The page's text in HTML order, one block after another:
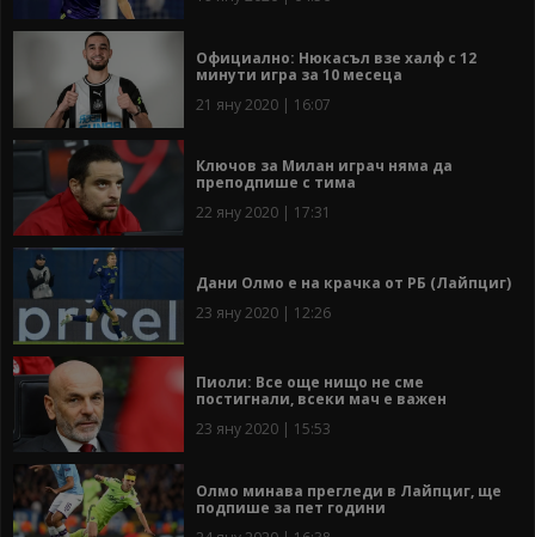
Официално: Нюкасъл взе халф с 12
минути игра за 10 месеца
21 яну 2020 | 16:07
Ключов за Милан играч няма да
преподпише с тима
22 яну 2020 | 17:31
Дани Олмо е на крачка от РБ (Лайпциг)
23 яну 2020 | 12:26
Пиоли: Все още нищо не сме
постигнали, всеки мач е важен
23 яну 2020 | 15:53
Олмо минава прегледи в Лайпциг, ще
подпише за пет години